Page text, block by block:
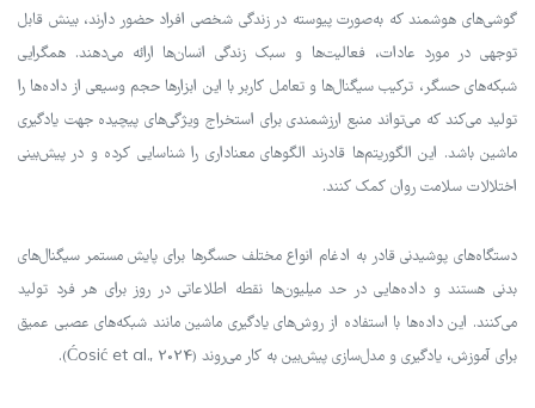
گوشی‌های هوشمند که به‌صورت پیوسته در زندگی شخصی افراد حضور دارند، بینش قابل
توجهی در مورد عادات، فعالیت‌ها و سبک زندگی انسان‌ها ارائه می‌دهند. همگرایی
شبکه‌های حسگر، ترکیب سیگنال‌ها و تعامل کاربر با این ابزارها حجم وسیعی از داده‌ها را
تولید می‌کند که می‌تواند منبع ارزشمندی برای استخراج ویژگی‌های پیچیده جهت یادگیری
ماشین باشد. این الگوریتم‌ها قادرند الگوهای معناداری را شناسایی کرده و در پیش‌بینی
اختلالات سلامت روان کمک کنند.
دستگاه‌های پوشیدنی قادر به ادغام انواع مختلف حسگرها برای پایش مستمر سیگنال‌های
بدنی هستند و داده‌هایی در حد میلیون‌ها نقطه اطلاعاتی در روز برای هر فرد تولید
می‌کنند. این داده‌ها با استفاده از روش‌های یادگیری ماشین مانند شبکه‌های عصبی عمیق
برای آموزش، یادگیری و مدل‌سازی پیش‌بین به کار می‌روند (Ćosić et al., 2024).